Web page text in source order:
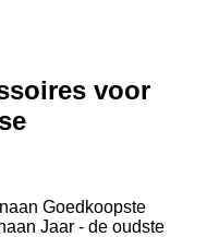
voor
Goedkoopste
Jaar - de oudste